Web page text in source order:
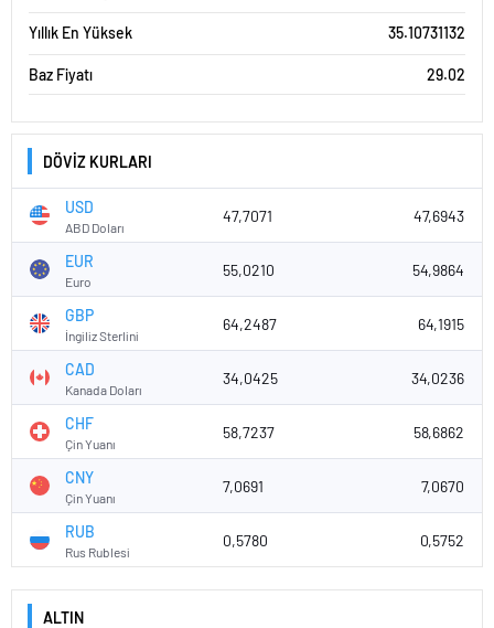
Yıllık En Yüksek 35.10731132
Baz Fiyatı 29.02
DÖVİZ KURLARI
USD
ABD Doları
47,7071 47,6943
EUR
Euro
55,0210 54,9864
GBP
İngiliz Sterlini
64,2487 64,1915
CAD
Kanada Doları
34,0425 34,0236
CHF
Çin Yuanı
58,7237 58,6862
CNY
Çin Yuanı
7,0691 7,0670
RUB
Rus Rublesi
0,5780 0,5752
ALTIN